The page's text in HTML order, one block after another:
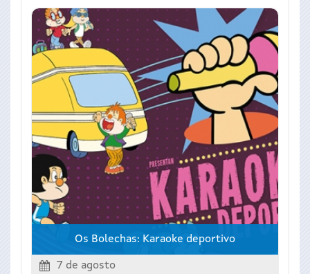
Os Bolechas: Karaoke deportivo
7 de agosto